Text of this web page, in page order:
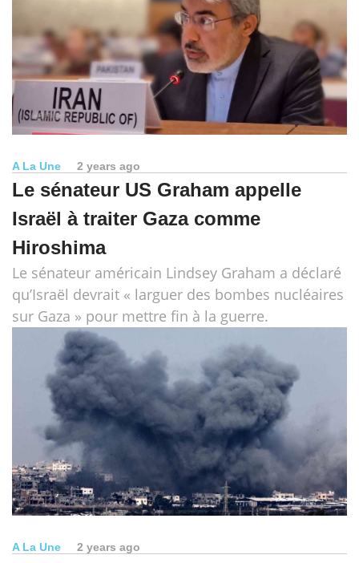
A La Une 2 years ago
Le sénateur US Graham appelle
Israël à traiter Gaza comme
Hiroshima
Le sénateur américain Lindsey Graham a déclaré
qu’Israël devrait « larguer des bombes nucléaires
sur Gaza » pour mettre fin à la guerre.
A La Une 2 years ago